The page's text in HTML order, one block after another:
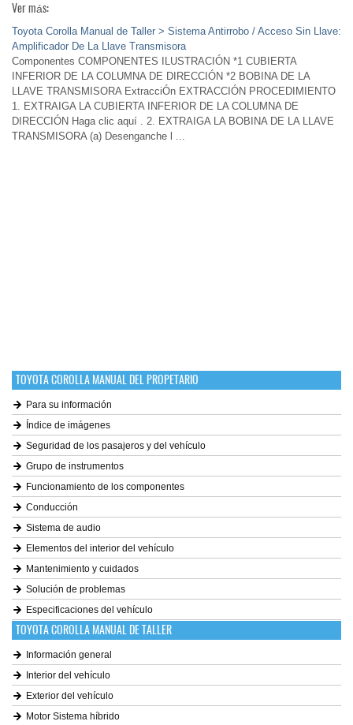
Ver más:
Toyota Corolla Manual de Taller > Sistema Antirrobo / Acceso Sin Llave:
Amplificador De La Llave Transmisora
Componentes COMPONENTES ILUSTRACIÓN *1 CUBIERTA
INFERIOR DE LA COLUMNA DE DIRECCIÓN *2 BOBINA DE LA
LLAVE TRANSMISORA ExtracciÓn EXTRACCIÓN PROCEDIMIENTO
1. EXTRAIGA LA CUBIERTA INFERIOR DE LA COLUMNA DE
DIRECCIÓN Haga clic aquí . 2. EXTRAIGA LA BOBINA DE LA LLAVE
TRANSMISORA (a) Desenganche l ...
TOYOTA COROLLA MANUAL DEL PROPETARIO
Para su información
Índice de imágenes
Seguridad de los pasajeros y del vehículo
Grupo de instrumentos
Funcionamiento de los componentes
Conducción
Sistema de audio
Elementos del interior del vehículo
Mantenimiento y cuidados
Solución de problemas
Especificaciones del vehículo
TOYOTA COROLLA MANUAL DE TALLER
Información general
Interior del vehículo
Exterior del vehículo
Motor Sistema híbrido